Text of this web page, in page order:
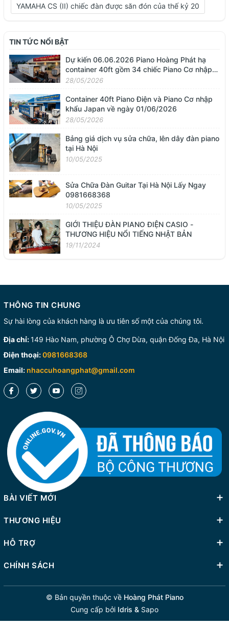
YAMAHA CS (II) chiếc đàn được săn đón của thế kỷ 20
TIN TỨC NỔI BẬT
Dự kiến 06.06.2026 Piano Hoàng Phát hạ
container 40ft gồm 34 chiếc Piano Cơ nhập
khẩu từ Nhật Bản
28/05/2026
Container 40ft Piano Điện và Piano Cơ nhập
khẩu Japan về ngày 01/06/2026
28/05/2026
Bảng giá dịch vụ sửa chữa, lên dây đàn piano
tại Hà Nội
10/05/2025
Sửa Chữa Đàn Guitar Tại Hà Nội Lấy Ngay
0981668368
10/05/2025
GIỚI THIỆU ĐÀN PIANO ĐIỆN CASIO -
THƯƠNG HIỆU NỔI TIẾNG NHẬT BẢN
19/11/2024
THÔNG TIN CHUNG
Sự hài lòng của khách hàng là ưu tiên số một của chúng tôi.
Địa chỉ:149 Hào Nam, phường Ô Chợ Dừa, quận Đống Đa, Hà Nội
Điện thoại:0981668368
Email: nhaccuhoangphat@gmail.com
BÀI VIẾT MỚI
THƯƠNG HIỆU
HỖ TRỢ
CHÍNH SÁCH
© Bản quyền thuộc về Hoàng Phát Piano
Cung cấp bởi Idris & Sapo